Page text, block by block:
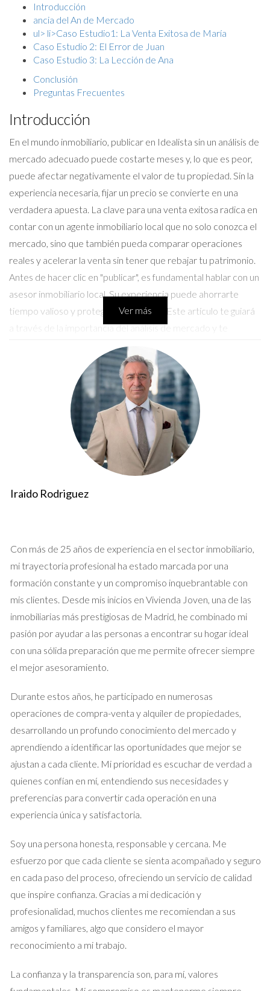
Introducción
ancia del An de Mercado
ul> li>Caso Estudio1: La Venta Exitosa de María
Caso Estudio 2: El Error de Juan
Caso Estudio 3: La Lección de Ana
Conclusión
Preguntas Frecuentes
Introducción
En el mundo inmobiliario, publicar en Idealista sin un análisis de
mercado adecuado puede costarte meses y, lo que es peor,
puede afectar negativamente el valor de tu propiedad. Sin la
experiencia necesaria, fijar un precio se convierte en una
verdadera apuesta. La clave para una venta exitosa radica en
contar con un agente inmobiliario local que no solo conozca el
mercado, sino que también pueda comparar operaciones
reales y acelerar la venta sin tener que rebajar tu patrimonio.
Antes de hacer clic en "publicar", es fundamental hablar con un
asesor inmobiliario local. Su experiencia puede ahorrarte
tiempo valioso y proteger tu inversión. Este artículo te guiará
a través de la importancia del análisis de mercado y te
presentará casos reales que ilustran cómo una buena
estrategia puede marcar la diferencia.
Conversemos por WhatsApp
Importancia del Análisis de Mercado
Cuando decides vender tu propiedad, el primer paso debería
ser entender el mercado en el que te encuentras. Un análisis
sobre los precios actuales, las tendencias y las expectativas
que podría resultar en una venta prolongada o en pérdidas
significativas.
Caso Estudio 1: La Venta Exitosa de María
María, una madre soltera, decidió vender su apartamento en
una zona muy demandada. Sin embargo, al principio pensó que
podría fijar un precio alto basándose en su apego emocional a
la propiedad. Después de consultar con un agente inmobiliario
promedio del mercado. Gracias a un análisis exhaustivo, el
agente le sugirió un precio más competitivo. En menos de dos
semanas, María recibió varias ofertas y finalmente vendió su
apartamento por un precio justo y satisfactorio.
Caso Estudio 2: El Error de Juan
Por otro lado, Juan decidió actuar por su cuenta y publicó su
casa en Idealista sin realizar un análisis previo. Confiado en
Caso Estudio 3: La Lección de Ana
Ana tenía una propiedad heredada que quería vender
rápidamente. Sin embargo, al igual que Juan, no realizó un
Ver más
Iraido Rodriguez
Con más de 25 años de experiencia en el sector inmobiliario,
mi trayectoria profesional ha estado marcada por una
formación constante y un compromiso inquebrantable con
mis clientes. Desde mis inicios en Vivienda Joven, una de las
inmobiliarias más prestigiosas de Madrid, he combinado mi
pasión por ayudar a las personas a encontrar su hogar ideal
con una sólida preparación que me permite ofrecer siempre
el mejor asesoramiento.
Durante estos años, he participado en numerosas
operaciones de compra-venta y alquiler de propiedades,
desarrollando un profundo conocimiento del mercado y
aprendiendo a identificar las oportunidades que mejor se
ajustan a cada cliente. Mi prioridad es escuchar de verdad a
quienes confían en mí, entendiendo sus necesidades y
preferencias para convertir cada operación en una
experiencia única y satisfactoria.
Soy una persona honesta, responsable y cercana. Me
esfuerzo por que cada cliente se sienta acompañado y seguro
en cada paso del proceso, ofreciendo un servicio de calidad
que inspire confianza. Gracias a mi dedicación y
profesionalidad, muchos clientes me recomiendan a sus
amigos y familiares, algo que considero el mayor
reconocimiento a mi trabajo.
La confianza y la transparencia son, para mí, valores